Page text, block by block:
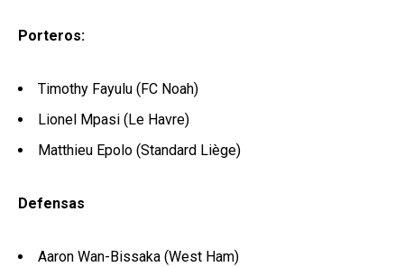
Porteros:
Timothy Fayulu (FC Noah)
Lionel Mpasi (Le Havre)
Matthieu Epolo (Standard Liège)
Defensas
Aaron Wan-Bissaka (West Ham)